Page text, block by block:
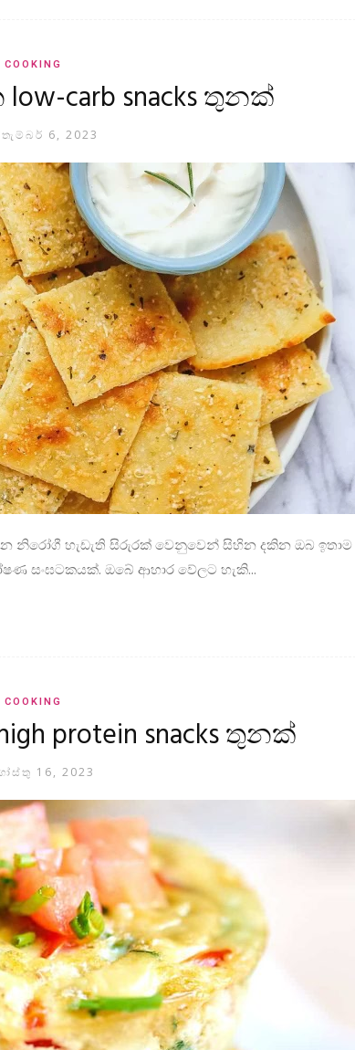
COOKING
carb snacks තුනක්
6, 2023
නිරෝගී හැඩැති සිරුරක් වෙනුවෙන් සිහින දකින ඔබ ඉතාම
සංඝටකයක්. ඔබේ ආහාර වේලට හැකි...
COOKING
protein snacks තුනක්
16, 2023